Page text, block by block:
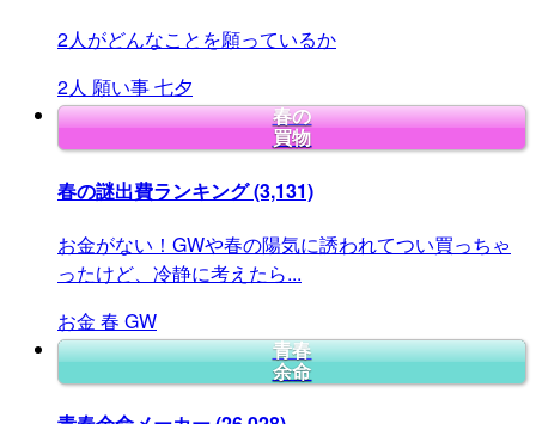
2人がどんなことを願っているか
2人 願い事七夕
春の
買物
春の謎出費ランキング(3,131)
お金がない！GWや春の陽気に誘われてつい買っちゃ
ったけど、冷静に考えたら...
お金 春 GW
青春
余命